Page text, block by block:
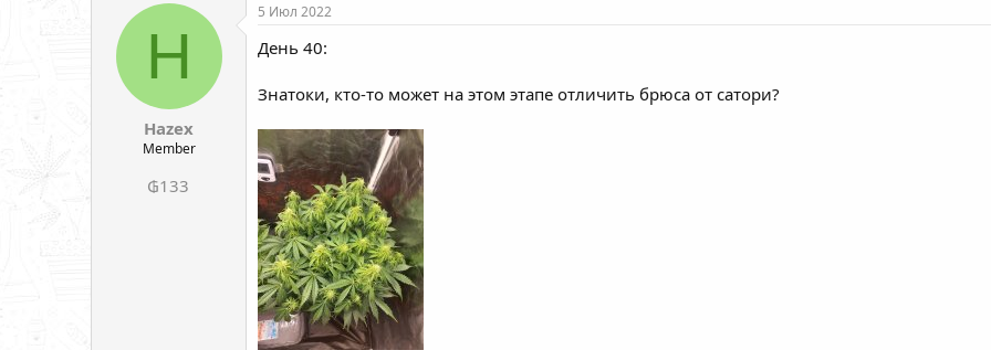
H
Hazex
Member
₲133
5 Июл 2022
День 40:
Знатоки, кто-то может на этом этапе отличить брюса от сатори?